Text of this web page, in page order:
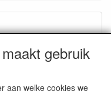
gebruik
aan welke cookies we